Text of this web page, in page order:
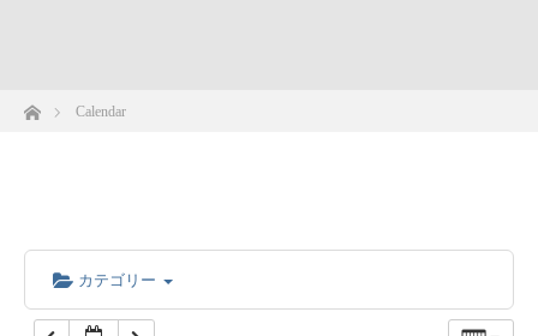
ホームCalendar
カテゴリー